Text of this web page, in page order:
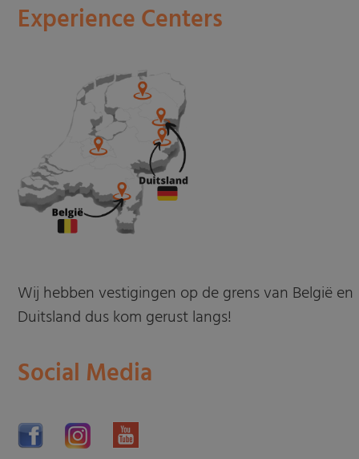
Experience Centers
Wij hebben vestigingen op de grens van België en
Duitsland dus kom gerust langs!
Social Media